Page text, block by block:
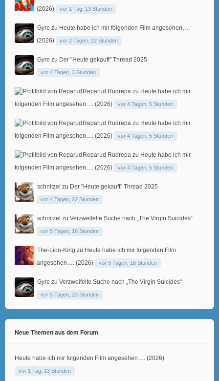
(2026)
vor 1 Tag, 13 Stunden
Gyre zu Heute habe ich mir folgenden Film angesehen….
(2026)
vor 2 Tagen, 22 Stunden
Gyre zu Der "Heute gekauft" Thread 2025
vor 4 Tagen, 3 Stunden
Reparud Rudrepa zu Heute habe ich mir
folgenden Film angesehen…. (2026)
vor 4 Tagen, 5 Stunden
Reparud Rudrepa zu Heute habe ich mir
folgenden Film angesehen…. (2026)
vor 4 Tagen, 5 Stunden
Reparud Rudrepa zu Heute habe ich mir
folgenden Film angesehen…. (2026)
vor 4 Tagen, 5 Stunden
schnitzel zu Der "Heute gekauft" Thread 2025
vor 4 Tagen, 22 Stunden
schnitzel zu Verzweifelte Suche nach „The Virgin Suicides“
vor 5 Tagen, 16 Stunden
The-Lion-King zu Heute habe ich mir folgenden Film
angesehen…. (2026)
vor 5 Tagen, 16 Stunden
Gyre zu Verzweifelte Suche nach „The Virgin Suicides“
vor 5 Tagen, 23 Stunden
Neue Themen aus dem Forum
Heute habe ich mir folgenden Film angesehen…. (2026)
vor 1 Tag, 13 Stunden